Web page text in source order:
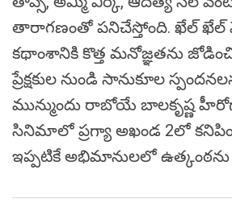
తారాగణంతో పనిచేస్తోంది. ఖేల్ ఖేల్
కథాంశానికి కొత్త మనోజ్ఞతను
ప్రేక్షకుల నుండి సానుకూల
మున్ముందు రాబోయే బాలకృష్ణ హీరోగా
సినిమాలో ప్రగ్యా అఖండ 2లో
ఇప్పటికే అభిమానులలో ఉత్కంఠను